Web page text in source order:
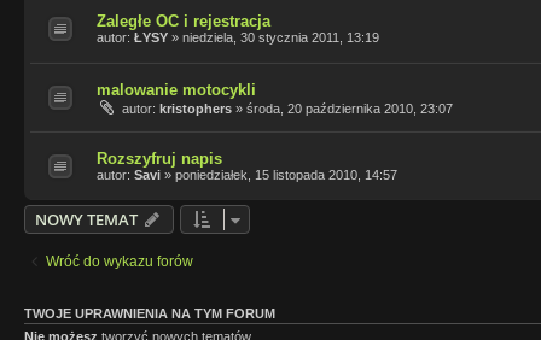
Zaległe OC i rejestracja
autor: ŁYSY » niedziela, 30 stycznia 2011, 13:19
malowanie motocykli
autor: kristophers » środa, 20 października 2010, 23:07
Rozszyfruj napis
autor: Savi » poniedziałek, 15 listopada 2010, 14:57
NOWY TEMAT
Wróć do wykazu forów
TWOJE UPRAWNIENIA NA TYM FORUM
Nie możesz tworzyć nowych tematów